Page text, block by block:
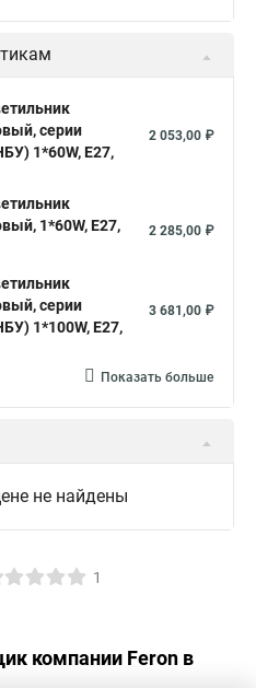
серии
1*60W, E27,
2 053,00 ₽
1*60W, E27,
2 285,00 ₽
серии
1*100W, E27,
3 681,00 ₽
Показать больше
не найдены
1
компании Feron в